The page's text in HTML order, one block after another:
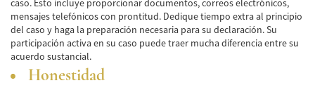
Bicycle Accidents
Limousine Accidents
caso. Esto incluye proporcionar documentos, correos electrónicos,
mensajes telefónicos con prontitud. Dedique tiempo extra al principio
del caso y haga la preparación necesaria para su declaración. Su
participación activa en su caso puede traer mucha diferencia entre su
acuerdo sustancial.
Honestidad